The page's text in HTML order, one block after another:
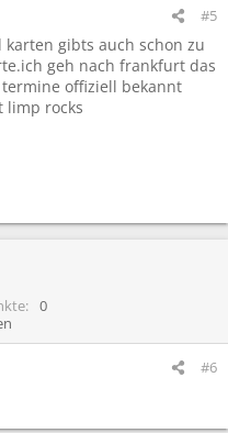
#5
gibts auch schon zu
geh nach frankfurt das
offiziell bekannt
limp rocks
0
#6